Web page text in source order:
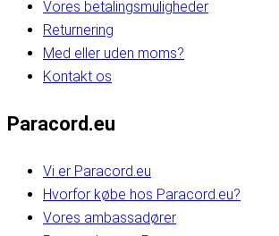
Vores betalingsmuligheder
Returnering
Med eller uden moms?
Kontakt os
Paracord.eu
Vi er Paracord.eu
Hvorfor købe hos Paracord.eu?
Vores ambassadører